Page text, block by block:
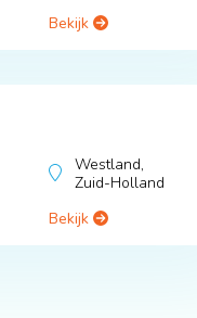
Bekijk
Westland,
Zuid-Holland
Bekijk